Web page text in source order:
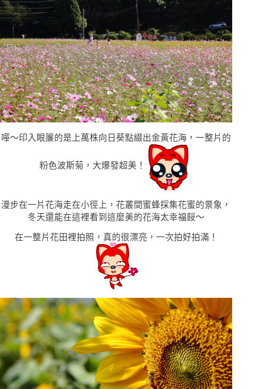
嘩〜印入眼簾的是上萬株向日葵點綴出金黃花海，一整片的
粉色波斯菊，大爆發超美！
漫步在一片花海走在小徑上，花叢間蜜蜂採集花蜜的景象，
冬天還能在這裡看到這麼美的花海太幸福餒〜
在一整片花田裡拍照，真的很漂亮，一次拍好拍滿！